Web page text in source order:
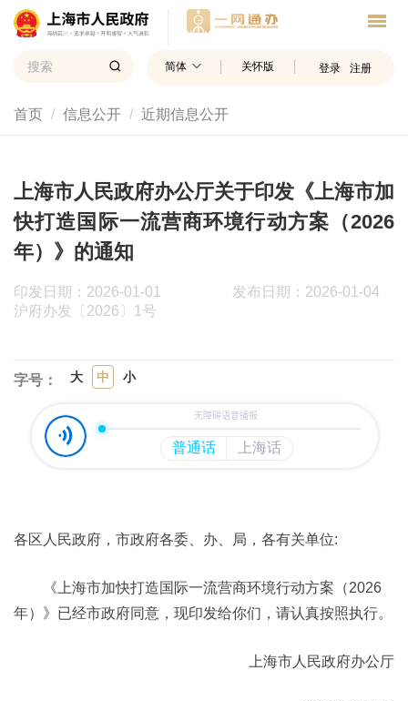
简体 关怀版 登录 注册
首页 信息公开 近期信息公开
上海市人民政府办公厅关于印发《上海市加
快打造国际一流营商环境行动方案（2026
年）》的通知
印发日期：2026-01-01
发布日期：2026-01-04
沪府办发〔2026〕1号
字号： 大 中 小
各区人民政府，市政府各委、办、局，各有关单位:
《上海市加快打造国际一流营商环境行动方案（2026
年）》已经市政府同意，现印发给你们，请认真按照执行。
上海市人民政府办公厅